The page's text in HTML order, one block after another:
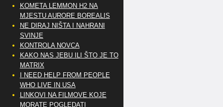
KOMETA LEMMON H2 NA
MJESTU AURORE BOREALIS
NE DIRAJ NIŠTA I NAHRANI
SVINJE
KONTROLA NOVCA
KAKO NAS JEBU ILI ŠTO JE TO
MATRIX
I NEED HELP FROM PEOPLE
WHO LIVE IN USA
LINKOVI NA FILMOVE KOJE
MORATE POGLEDATI